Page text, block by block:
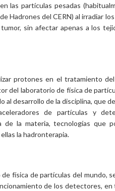
las partículas pesadas
Hadrones del CERN) al irradiar
sin afectar apenas a los
protones en el tratamiento
del laboratorio de física de
al desarrollo de la disciplina, que
de partículas y
la materia, tecnologías que
la hadronterapia.
física de partículas del mundo,
de los detectores,